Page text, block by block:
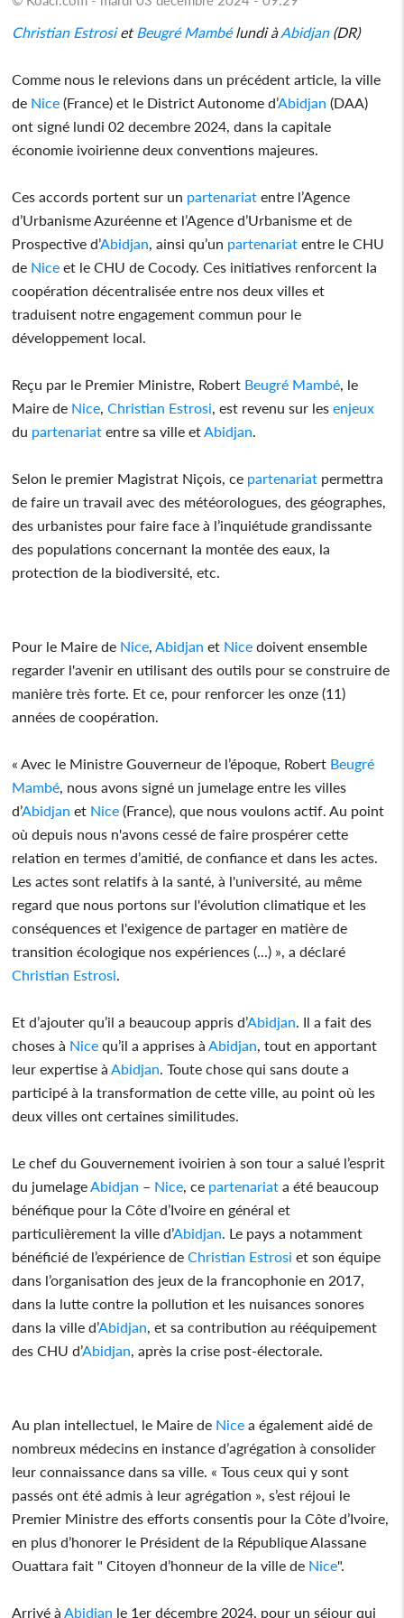
Christian Estrosiet Beugré Mambélundi àAbidjan(DR)
Comme nous le relevions dans un précédent article, la ville
de Nice (France) et le District Autonome d’Abidjan (DAA)
ont signé lundi 02 decembre 2024, dans la capitale
économie ivoirienne deux conventions majeures.
Ces accords portent sur un partenariat entre l’Agence
d’Urbanisme Azuréenne et l’Agence d’Urbanisme et de
Prospective d’Abidjan , ainsi qu’un partenariat entre le CHU
de Nice et le CHU de Cocody. Ces initiatives renforcent la
coopération décentralisée entre nos deux villes et
traduisent notre engagement commun pour le
développement local.
Reçu par le Premier Ministre, Robert Beugré Mambé , le
Maire de Nice ,Christian Estrosi , est revenu sur lesenjeux
du partenariat entre sa ville et Abidjan
Selon le premier Magistrat Niçois, ce partenariat permettra
de faire un travail avec des météorologues, des géographes,
des urbanistes pour faire face à l’inquiétude grandissante
des populations concernant la montée des eaux, la
protection de la biodiversité, etc.
Pour le Maire de Nice Abidjan et Nice doivent ensemble
regarder l'avenir en utilisant des outils pour se construire de
manière très forte. Et ce, pour renforcer les onze (11)
années de coopération.
« Avec le Ministre Gouverneur de l’époque, Robert Beugré
Mambé , nous avons signé un jumelage entre les villes
d’Abidjan et Nice (France), que nous voulons actif. Au point
où depuis nous n'avons cessé de faire prospérer cette
relation en termes d’amitié, de confiance et dans les actes.
Les actes sont relatifs à la santé, à l'université, au même
regard que nous portons sur l'évolution climatique et les
conséquences et l'exigence de partager en matière de
transition écologique nos expériences (...) », a déclaré
Christian Estrosi
Et d’ajouter qu’il a beaucoup appris d’Abidjan . Il a fait des
choses à Nice qu’il a apprises à Abidjan , tout en apportant
leur expertise à Abidjan . Toute chose qui sans doute a
participé à la transformation de cette ville, au point où les
deux villes ont certaines similitudes.
Le chef du Gouvernement ivoirien à son tour a salué l’esprit
du jumelage Abidjan – Nice , ce partenariat a été beaucoup
bénéfique pour la Côte d’Ivoire en général et
particulièrement la ville d’Abidjan . Le pays a notamment
bénéficié de l’expérience deChristian Estrosi et son équipe
dans l’organisation des jeux de la francophonie en 2017,
dans la lutte contre la pollution et les nuisances sonores
dans la ville d’Abidjan , et sa contribution au rééquipement
des CHU d’Abidjan , après la crise post-électorale.
Au plan intellectuel, le Maire de Nice a également aidé de
nombreux médecins en instance d’agrégation à consolider
leur connaissance dans sa ville. « Tous ceux qui y sont
passés ont été admis à leur agrégation », s’est réjoui le
Premier Ministre des efforts consentis pour la Côte d’Ivoire,
en plus d’honorer le Président de la République Alassane
Ouattara fait " Citoyen d’honneur de la ville de Nice".
Arrivé à Abidjan le 1er décembre 2024, pour un séjour qui